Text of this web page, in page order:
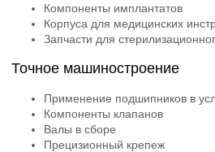
Компоненты имплантатов
Корпуса для медицинских
Запчасти для
Точное машиностроение
Применение подшипников в
Компоненты клапанов
Валы в сборе
Прецизионный крепеж